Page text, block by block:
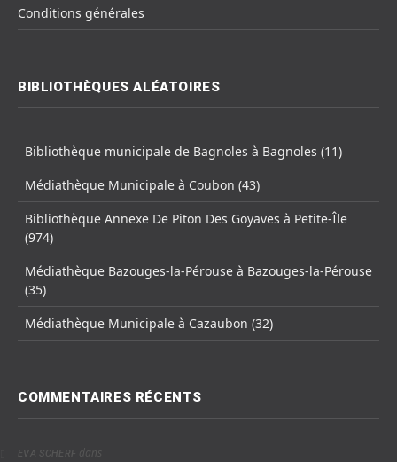
Conditions générales
BIBLIOTHÈQUES ALÉATOIRES
Bibliothèque municipale de Bagnoles à Bagnoles (11)
Médiathèque Municipale à Coubon (43)
Bibliothèque Annexe De Piton Des Goyaves à Petite-Île
(974)
Médiathèque Bazouges-la-Pérouse à Bazouges-la-Pérouse
(35)
Médiathèque Municipale à Cazaubon (32)
COMMENTAIRES RÉCENTS
EVA SCHERF dans